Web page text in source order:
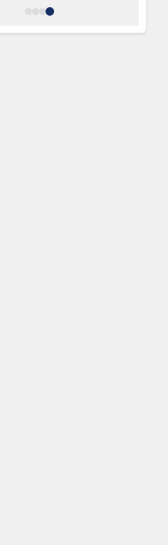
بمدينة ترجيست
7 أغسطس 2026 #حوادث